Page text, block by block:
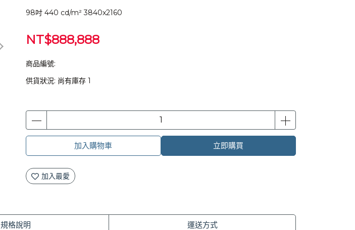
98吋 440 cd/m² 3840x2160
NT$888,888
商品編號:
供貨狀況: 尚有庫存 1
加入購物車 立即購買
加入最愛
規格說明 運送方式